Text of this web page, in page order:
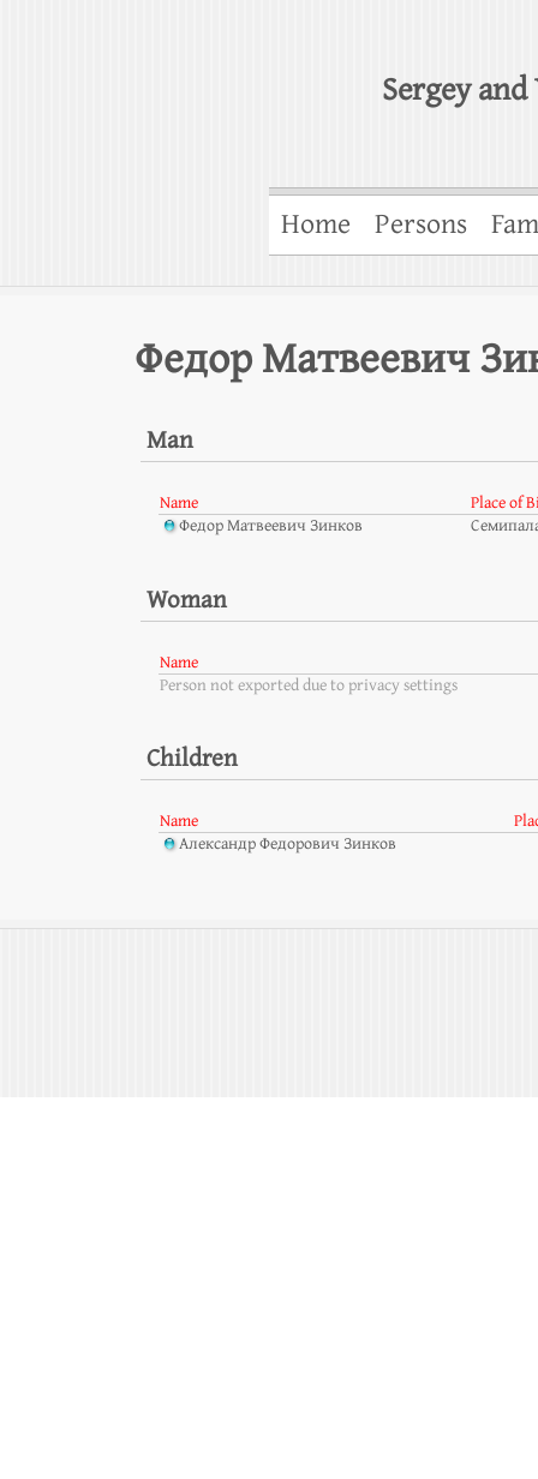
Sergey
Home Persons
Федор Матвеевич
Man
Name
Place of
Федор Матвеевич Зинков
Woman
Name
Person not exported due to privacy settings
Children
Name
Александр Федорович Зинков